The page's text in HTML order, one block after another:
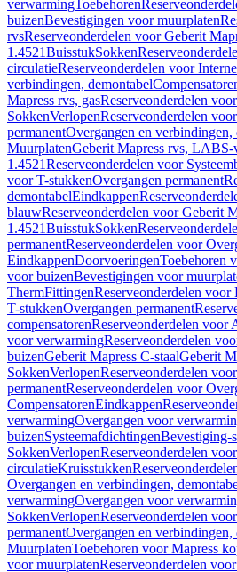
verwarmingToebehoren
buizenBevestigingen voor muurplaten
rvsReserveonderdelen voor Geberit
1.4521BuisstukSokken
circulatieReserveonderdelen voor
verbindingen, demontabel
Mapress rvs, gasReserveonderdelen
SokkenVerlopenReserveonderdelen
permanentOvergangen en verbindingen,
MuurplatenGeberit Mapress rvs,
1.4521Reserveonderdelen voor
voor T-stukkenOvergangen permanent
demontabelEindkappen
blauwReserveonderdelen voor Geberit
1.4521BuisstukSokken
permanentReserveonderdelen voor
EindkappenDoorvoeringenToebehoren
voor buizenBevestigingen voor
ThermFittingenReserveonderdelen voor
T-stukkenOvergangen permanent
compensatorenReserveonderdelen voor
voor verwarmingReserveonderdelen
buizenGeberit Mapress C-staalGeberit
SokkenVerlopenReserveonderdelen
permanentReserveonderdelen voor
CompensatorenEindkappen
verwarmingOvergangen voor
buizenSysteemafdichtingenBevestiging-
SokkenVerlopenReserveonderdelen
circulatieKruisstukken
Overgangen en verbindingen,
verwarmingOvergangen voor
SokkenVerlopenReserveonderdelen
permanentOvergangen en verbindingen,
MuurplatenToebehoren voor Mapress
voor muurplatenReserveonderdelen